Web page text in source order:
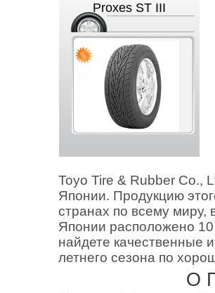
Proxes ST III
Toyo Tire & Rubber Co.,
Японии. Продукцию
странах по всему миру,
Японии расположено
найдете качественные
летнего сезона по
О